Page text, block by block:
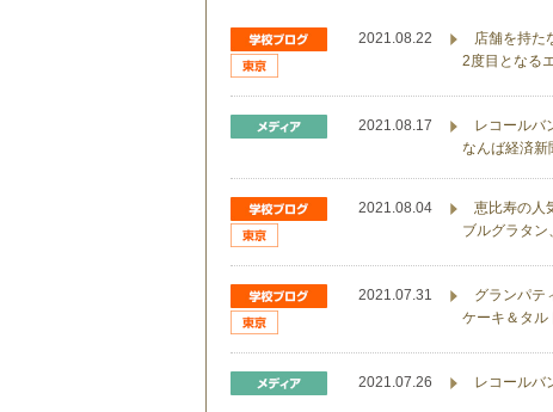
2021.08.22
店舗を持た
2度目となる
2021.08.17
レコールバ
なんば経済
2021.08.04
恵比寿の人
ブルグラタン
2021.07.31
グランパテ
ケーキ＆タル
2021.07.26 レコールバ